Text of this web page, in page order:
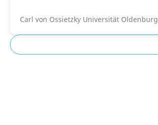
Carl von Ossietzky Universität Oldenburg